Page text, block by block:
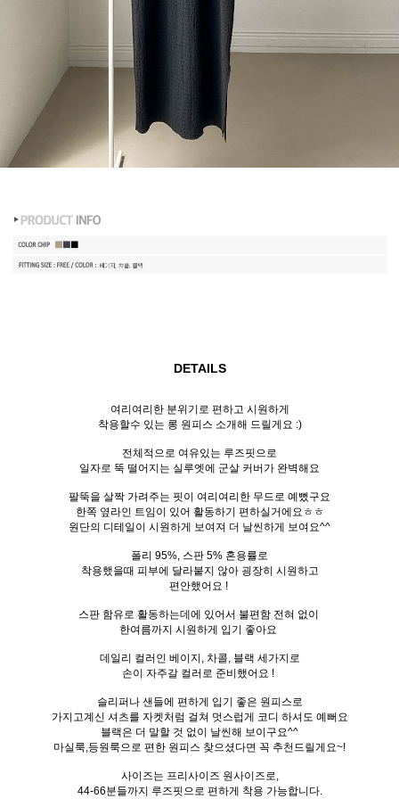
DETAILS
여리여리한 분위기로 편하고 시원하게
착용할수 있는 롱 원피스 소개해 드릴게요 :)
전체적으로 여유있는 루즈핏으로
일자로 뚝 떨어지는 실루엣에 군살 커버가 완벽해요
팔뚝을 살짝 가려주는 핏이 여리여리한 무드로 예뻤구요
한쪽 옆라인 트임이 있어 활동하기 편하실거에요ㅎㅎ
원단의 디테일이 시원하게 보여져 더 날씬하게 보여요^^
폴리 95%, 스판 5% 혼용률로
착용했을때 피부에 달라붙지 않아 굉장히 시원하고
편안했어요 !
스판 함유로 활동하는데에 있어서 불편함 전혀 없이
한여름까지 시원하게 입기 좋아요
데일리 컬러인 베이지, 차콜, 블랙 세가지로
손이 자주갈 컬러로 준비했어요 !
슬리퍼나 샌들에 편하게 입기 좋은 원피스로
가지고계신 셔츠를 자켓처럼 걸쳐 멋스럽게 코디 하셔도 예뻐요
블랙은 더 말할 것 없이 날씬해 보이구요^^
마실룩,등원룩으로 편한 원피스 찾으셨다면 꼭 추천드릴게요~!
사이즈는 프리사이즈 원사이즈로,
44-66분들까지 루즈핏으로 편하게 착용 가능합니다.